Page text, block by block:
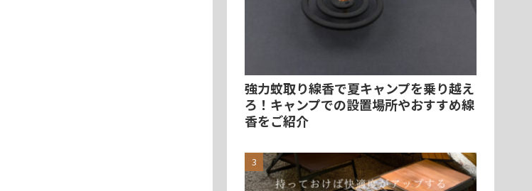
強力蚊取り線香で夏キャンプを乗り越え
ろ！キャンプでの設置場所やおすすめ線
香をご紹介